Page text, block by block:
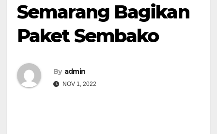
Semarang Bagikan
Paket Sembako
By admin
NOV 1, 2022